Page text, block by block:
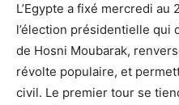
L’Egypte a fixé mercredi
l’élection présidentielle qui
de Hosni Moubarak,
révolte populaire, et
civil. Le premier tour se